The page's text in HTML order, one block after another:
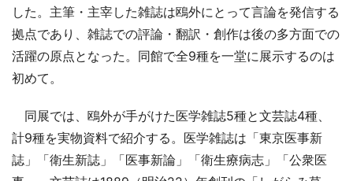
した。主筆・主宰した雑誌は鴎外にとって言論を発信する
拠点であり、雑誌での評論・翻訳・創作は後の多方面での
活躍の原点となった。同館で全9種を一堂に展示するのは
初めて。
同展では、鴎外が手がけた医学雑誌5種と文芸誌4種、
計9種を実物資料で紹介する。医学雑誌は「東京医事新
誌」「衛生新誌」「医事新論」「衛生療病志」「公衆医